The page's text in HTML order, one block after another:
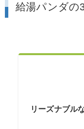
給湯パンダの
リーズナブル